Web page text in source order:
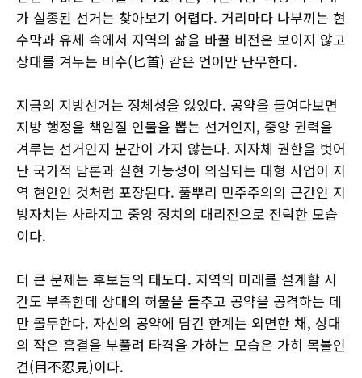
가 실종된 선거는 찾아보기 어렵다. 거리마다 나부끼는 현
수막과 유세 속에서 지역의 삶을 바꿀 비전은 보이지 않고
상대를 겨누는 비수(匕首) 같은 언어만 난무한다.
지금의 지방선거는 정체성을 잃었다. 공약을 들여다보면
지방 행정을 책임질 인물을 뽑는 선거인지, 중앙 권력을
겨루는 선거인지 분간이 가지 않는다. 지자체 권한을 벗어
난 국가적 담론과 실현 가능성이 의심되는 대형 사업이 지
역 현안인 것처럼 포장된다. 풀뿌리 민주주의의 근간인 지
방자치는 사라지고 중앙 정치의 대리전으로 전락한 모습
이다.
더 큰 문제는 후보들의 태도다. 지역의 미래를 설계할 시
간도 부족한데 상대의 허물을 들추고 공약을 공격하는 데
만 몰두한다. 자신의 공약에 담긴 한계는 외면한 채, 상대
의 작은 흠결을 부풀려 타격을 가하는 모습은 가히 목불인
견(目不忍見)이다.